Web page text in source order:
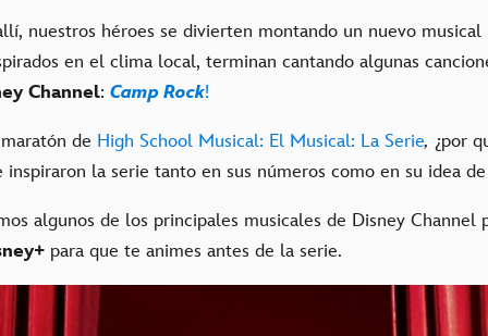
nuestros héroes se divierten montando un nuevo musical
en el clima local, terminan cantando algunas
Channel: Camp Rock!
de High School Musical: El Musical: La Serie, ¿por
inspiraron la serie tanto en sus números como en su idea
algunos de los principales musicales de Disney Channel
para que te animes antes de la serie.